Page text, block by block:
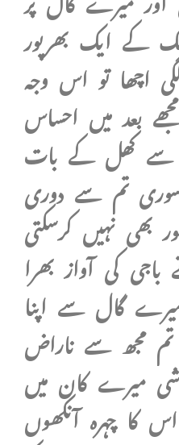
کے ایک بھرپور
اچھا تو اس وجہ
بعد میں احساس
سے کھل کے بات
تم سے دوری
بھی نہیں کرسکتی
کی آواز بھرا
گال سے اپنا
مجھ سے ناراض
میرے کان میں
کا چہرہ آنکھوں